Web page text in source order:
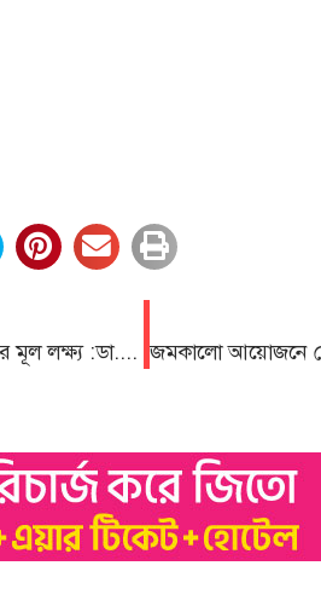
মানুষের অধিকার নিশ্চিত করাই আমাদের মূল লক্ষ্য :ডা. শাহাদাত